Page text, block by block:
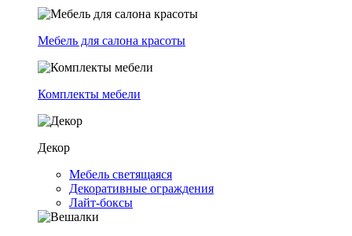
Мебель для салона красоты
Комплекты мебели
Декор
Мебель светящаяся
Декоративные ограждения
Лайт-боксы